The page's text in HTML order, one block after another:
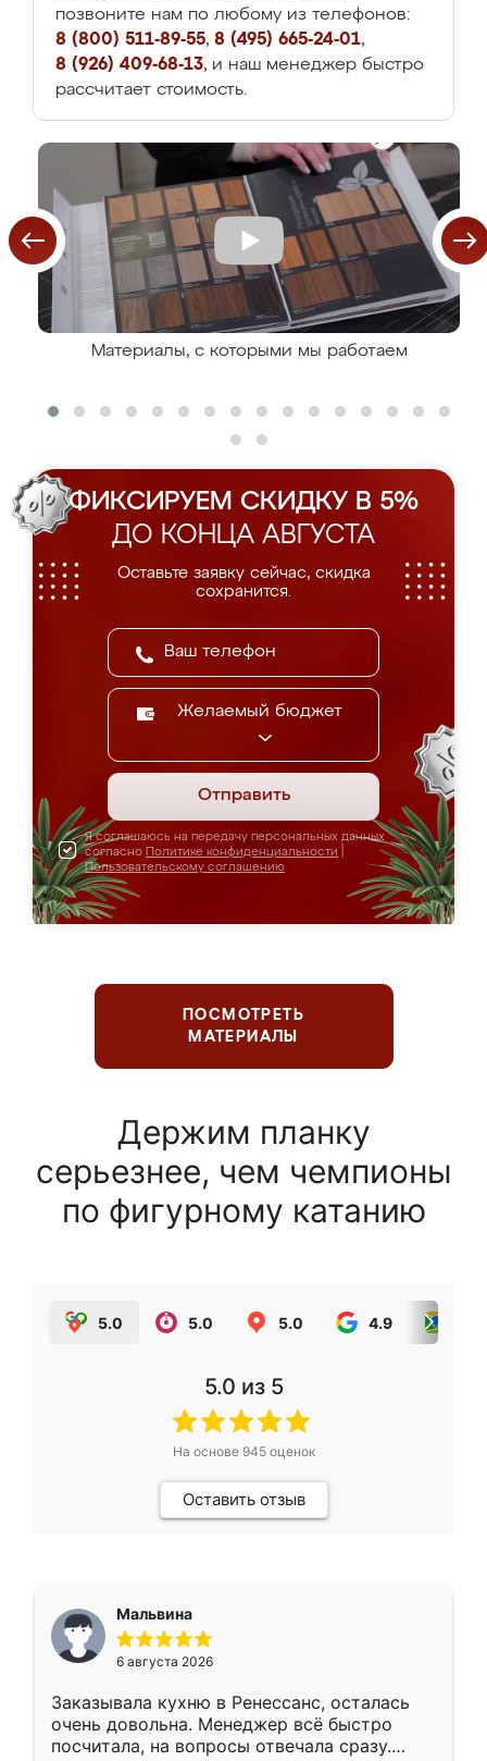
позвоните нам по любому из телефонов:
8 (800) 511-89-55, 8 (495) 665-24-01,
8 (926) 409-68-13, и наш менеджер быстро
рассчитает стоимость.
Материалы, с которыми мы работаем
ФИКСИРУЕМ СКИДКУ В 5%
ДО КОНЦА АВГУСТА
Оставьте заявку сейчас, скидка
сохранится.
Желаемый бюджет
Отправить
Я соглашаюсь на передачу персональных данных
согласно Политике конфиденциальности
Пользовательскому соглашению
ПОСМОТРЕТЬ
МАТЕРИАЛЫ
Держим планку
серьезнее, чем чемпионы
по фигурному катанию
5.0 5.0 5.0 4.9
5.0 из 5
На основе 945оценок
Оставить отзыв
Мальвина
6 августа 2026
Заказывала кухню в Ренессанс, осталась
очень довольна. Менеджер всё быстро
посчитала, на вопросы отвечала сразу.